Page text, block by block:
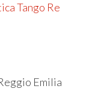
Tango Re
Emilia